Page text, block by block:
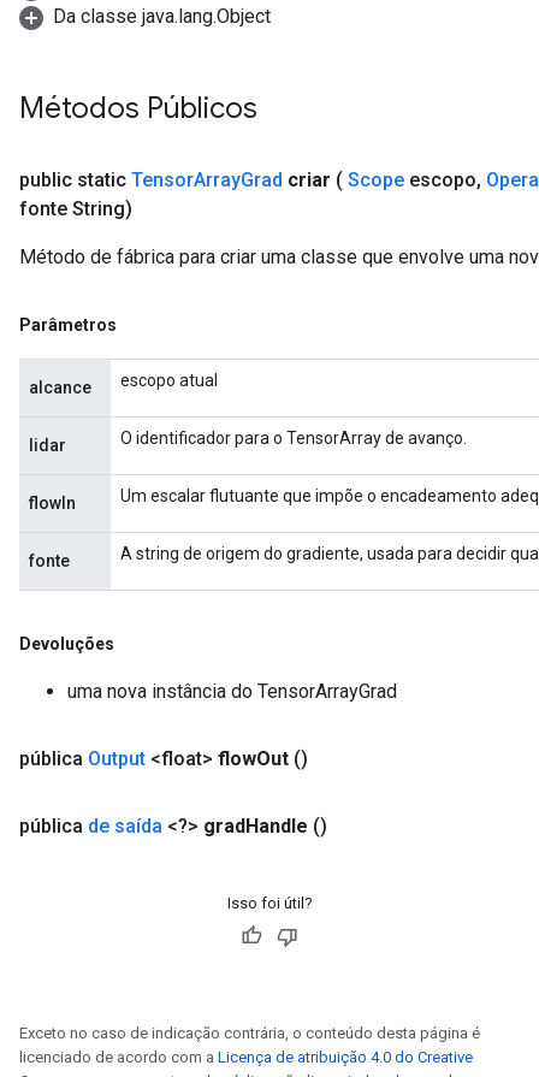
Da classe java.lang.Object
Métodos Públicos
public static TensorArrayGrad criar ( Scope escopo,
fonte String)
Método de fábrica para criar uma classe que envolve uma
Parâmetros
alcance escopo atual
lidar O identificador para o TensorArray de avanço.
flowIn Um escalar flutuante que impõe o encadeamento
fonte A string de origem do gradiente, usada para decidir
Devoluções
uma nova instância do TensorArrayGrad
pública Output <float> flowOut ()
pública de saída <?> gradHandle ()
Isso foi útil?
Exceto no caso de indicação contrária, o conteúdo desta página é
licenciado de acordo com a Licença de atribuição 4.0 do Creative